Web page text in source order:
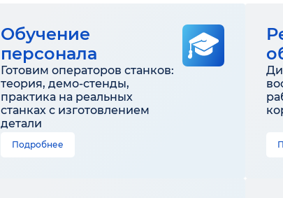
Обучение
персонала
Готовим операторов станков:
теория, демо-стенды,
практика на реальных
станках с изготовлением
детали
Подробнее